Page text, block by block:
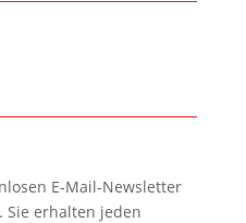
E-Mail-Newsletter
Sie erhalten jeden